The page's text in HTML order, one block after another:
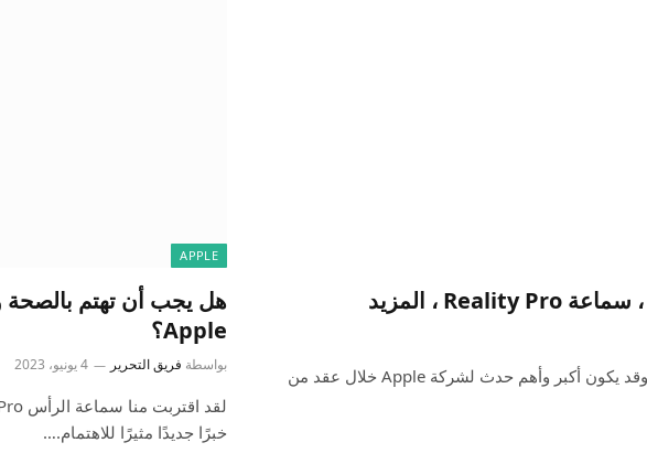
تفصلنا أيام عن مؤتمر WWDC 2023 ، وقد يكون أكبر وأهم حدث لشركة Apple خلال عقد من
APPLE
هل يجب أن تهتم بالصحة
Apple؟
بواسطة فريق التحرير 4 يونيو، 2023
خبرًا جديدًا مثيرًا للاهتمام.…